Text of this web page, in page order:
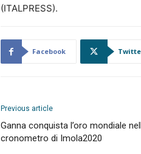
(ITALPRESS).
Facebook
Previous article
Ganna conquista l’oro mondiale
cronometro di Imola2020